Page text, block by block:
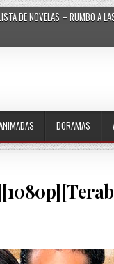
DE NOVELAS – RUMBO A
DORAMAS